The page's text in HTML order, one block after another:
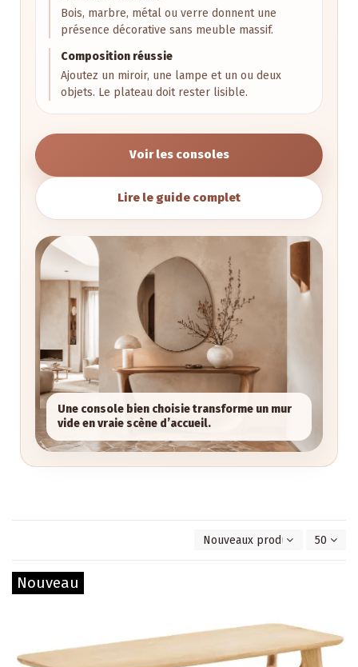
Bois, marbre, métal ou verre donnent une
présence décorative sans meuble massif.
Composition réussie
Ajoutez un miroir, une lampe et un ou deux
objets. Le plateau doit rester lisible.
Voir les consoles
Lire le guide complet
Une console bien choisie transforme un mur
vide en vraie scène d’accueil.
Nouveaux produits en50
Nouveau